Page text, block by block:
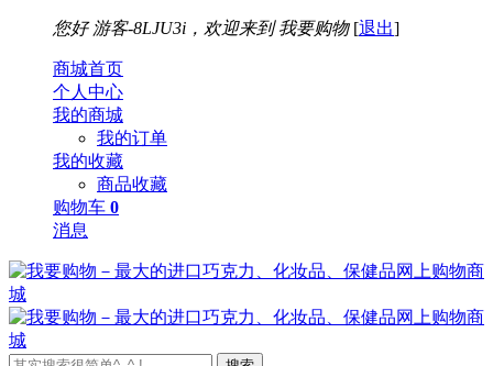
您好 游客-8LJU3i，欢迎来到 我要购物[退出]
商城首页
个人中心
我的商城
我的订单
我的收藏
商品收藏
购物车 0
消息